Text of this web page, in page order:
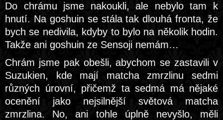
Do chrámu jsme nakoukli, ale nebylo tam k
hnutí. Na goshuin se stála tak dlouhá fronta, že
bych se nedivila, kdyby to bylo na několik hodin.
Takže ani goshuin ze Sensoji nemám…
Chrám jsme pak obešli, abychom se zastavili v
Suzukien, kde mají matcha zmrzlinu sedmi
různých úrovní, přičemž ta sedmá má nějaké
ocenění jako nejsilnější světová matcha
zmrzlina. No, ani tohle úplně nevyšlo, měli